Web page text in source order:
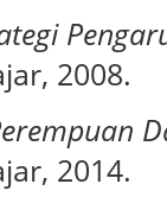
2008.
2014.